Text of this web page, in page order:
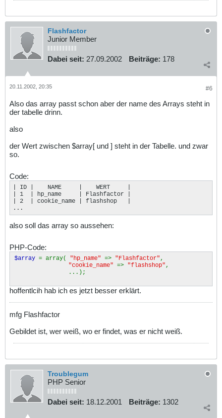
Flashfactor
Junior Member
Dabei seit: 27.09.2002 Beiträge: 178
#6
20.11.2002, 20:35
Also das array passt schon aber der name des Arrays steht in
der tabelle drinn.
also
der Wert zwischen $array[ und ] steht in der Tabelle. und zwar
so.
Code:
| ID |    NAME     |    WERT     |
| 1  | hp_name     | Flashfactor |
| 2  | cookie_name | flashshop   |
...
also soll das array so aussehen:
PHP-Code:
$array = array( "hp_name" => "Flashfactor" ,
"cookie_name" => "flashshop" ,
...);
hoffentlcih hab ich es jetzt besser erklärt.
mfg Flashfactor
Gebildet ist, wer weiß, wo er findet, was er nicht weiß.
Troublegum
PHP Senior
Dabei seit: 18.12.2001 Beiträge: 1302